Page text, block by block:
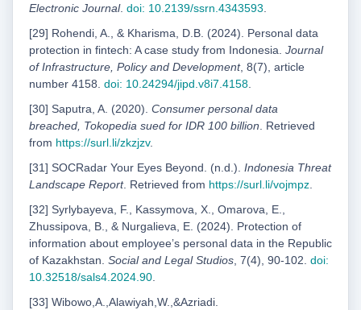
Electronic Journal. doi: 10.2139/ssrn.4343593.
[29] Rohendi, A., & Kharisma, D.B. (2024). Personal data
protection in fintech: A case study from Indonesia. Journal
of Infrastructure, Policy and Development, 8(7), article
number 4158. doi: 10.24294/jipd.v8i7.4158.
[30] Saputra, A. (2020). Consumer personal data
breached, Tokopedia sued for IDR 100 billion. Retrieved
from https://surl.li/zkzjzv.
[31] SOCRadar Your Eyes Beyond. (n.d.). Indonesia Threat
Landscape Report. Retrieved from https://surl.li/vojmpz.
[32] Syrlybayeva, F., Kassymova, X., Omarova, E.,
Zhussipova, B., & Nurgalieva, E. (2024). Protection of
information about employeeʼs personal data in the Republic
of Kazakhstan. Social and Legal Studios, 7(4), 90-102. doi:
10.32518/sals4.2024.90.
[33] Wibowo,A.,Alawiyah,W.,&Azriadi.